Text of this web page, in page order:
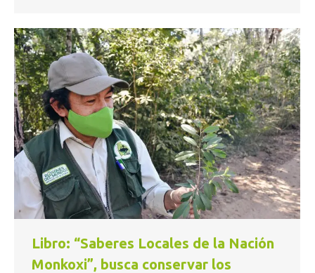
Libro: “Saberes Locales de la Nación
Monkoxi”, busca conservar los